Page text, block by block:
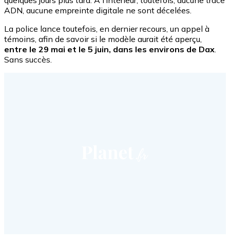
ADN, aucune empreinte digitale ne sont décelées.
La police lance toutefois, en dernier recours, un appel à
témoins, afin de savoir si le modèle aurait été aperçu,
entre le 29 mai et le 5 juin, dans les environs de Dax.
Sans succès.